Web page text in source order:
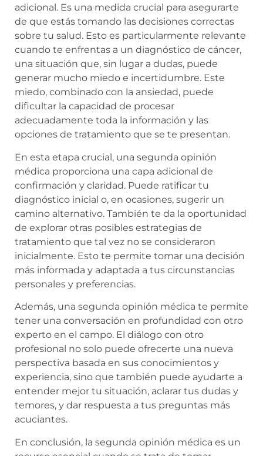
adicional. Es una medida crucial para asegurarte
de que estás tomando las decisiones correctas
sobre tu salud. Esto es particularmente relevante
cuando te enfrentas a un diagnóstico de cáncer,
una situación que, sin lugar a dudas, puede
generar mucho miedo e incertidumbre. Este
miedo, combinado con la ansiedad, puede
dificultar la capacidad de procesar
adecuadamente toda la información y las
opciones de tratamiento que se te presentan.
En esta etapa crucial, una segunda opinión
médica proporciona una capa adicional de
confirmación y claridad. Puede ratificar tu
diagnóstico inicial o, en ocasiones, sugerir un
camino alternativo. También te da la oportunidad
de explorar otras posibles estrategias de
tratamiento que tal vez no se consideraron
inicialmente. Esto te permite tomar una decisión
más informada y adaptada a tus circunstancias
personales y preferencias.
Además, una segunda opinión médica te permite
tener una conversación en profundidad con otro
experto en el campo. El diálogo con otro
profesional no solo puede ofrecerte una nueva
perspectiva basada en sus conocimientos y
experiencia, sino que también puede ayudarte a
entender mejor tu situación, aclarar tus dudas y
temores, y dar respuesta a tus preguntas más
acuciantes.
En conclusión, la segunda opinión médica es un